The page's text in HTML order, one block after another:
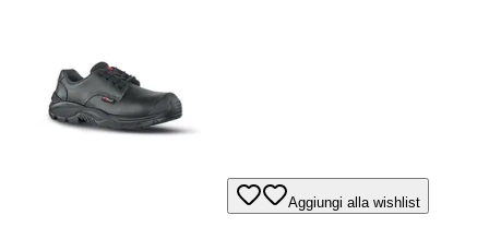
Aggiungi alla wishlist